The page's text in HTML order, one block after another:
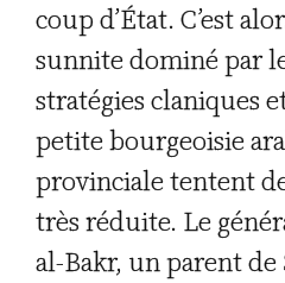
coup d’État. C’est
sunnite dominé par
stratégies claniques
petite bourgeoisie
provinciale tentent
très réduite. Le
al-Bakr, un parent de